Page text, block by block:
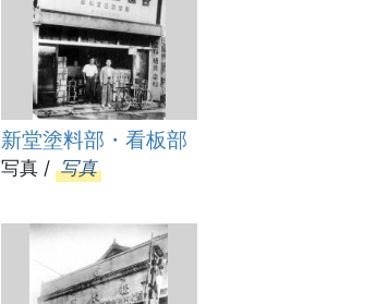
新堂塗料部・看板部
写真 / 写真